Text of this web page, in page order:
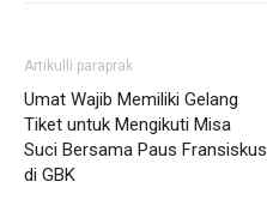
Artikulli paraprak
Umat Wajib Memiliki Gelang
Tiket untuk Mengikuti Misa
Suci Bersama Paus Fransiskus
di GBK